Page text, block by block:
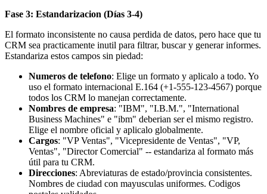
Fase 3: Estandarizacion (Días 3-4)
El formato inconsistente no causa perdida de datos, pero hace que tu
CRM sea practicamente inutil para filtrar, buscar y generar informes.
Estandariza estos campos sin piedad:
Numeros de telefono: Elige un formato y aplicalo a todo. Yo
uso el formato internacional E.164 (+1-555-123-4567) porque
todos los CRM lo manejan correctamente.
Nombres de empresa: "IBM", "I.B.M.", "International
Business Machines" e "ibm" deberian ser el mismo registro.
Elige el nombre oficial y aplicalo globalmente.
Cargos: "VP Ventas", "Vicepresidente de Ventas", "VP,
Ventas", "Director Comercial" -- estandariza al formato más
útil para tu CRM.
Direcciones: Abreviaturas de estado/provincia consistentes.
Nombres de ciudad con mayusculas uniformes. Codigos